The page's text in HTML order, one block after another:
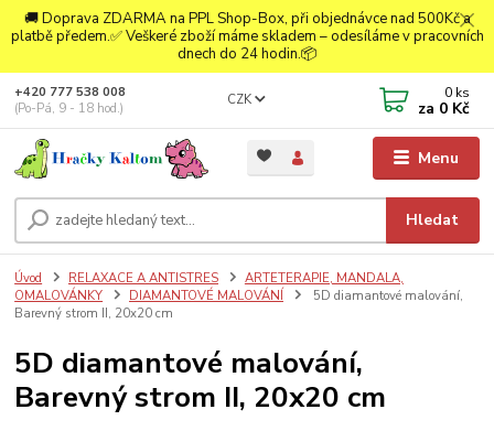
🚚 Doprava ZDARMA na PPL Shop-Box, při objednávce nad 500Kč a
platbě předem.✅ Veškeré zboží máme skladem – odesíláme v pracovních
dnech do 24 hodin.📦
Menu
CZK
Hledat
+420 777 538 008
(Po-Pá, 9 - 18 hod.)
0 ks
za 0 Kč
Úvod RELAXACE A ANTISTRES
ARTETERAPIE, MANDALA,
OMALOVÁNKY
DIAMANTOVÉ MALOVÁNÍ
5D diamantové malování,
Barevný strom II, 20x20 cm
5D diamantové malování,
Barevný strom II, 20x20 cm